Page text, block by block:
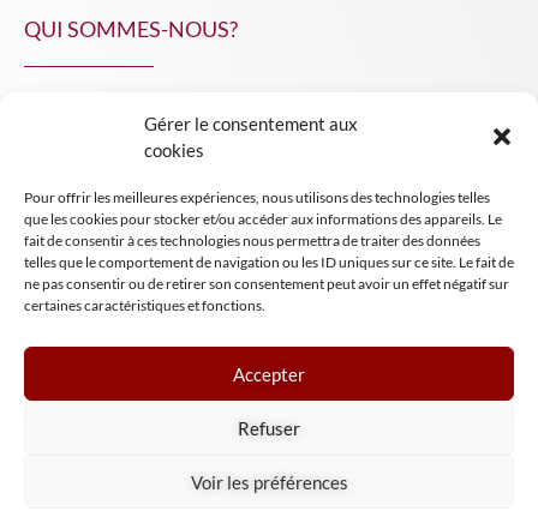
Gérer le consentement aux
cookies
Pour offrir les meilleures expériences, nous utilisons des technologies telles
que les cookies pour stocker et/ou accéder aux informations des appareils. Le
fait de consentir à ces technologies nous permettra de traiter des données
telles que le comportement de navigation ou les ID uniques sur ce site. Le fait de
ne pas consentir ou de retirer son consentement peut avoir un effet négatif sur
certaines caractéristiques et fonctions.
Accepter
Refuser
Voir les préférences
QUI SOMMES-NOUS?
INSIGHT NPA
Mentions légales
Tous droits réservés NPA Conseil